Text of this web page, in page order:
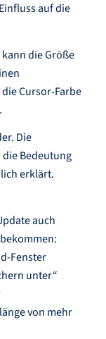
auf die
die Größe
Cursor-Farbe
Die
Bedeutung
erklärt.
auch
Fenster
unter“
von mehr